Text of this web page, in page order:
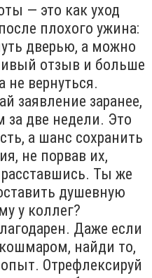
— это как уход
плохого ужина:
дверью, а можно
отзыв и больше
не вернуться.
заявление заранее,
за две недели. Это
а шанс сохранить
не порвав их,
Ты же
душевную
у коллег?
Даже если
найди то,
Отрефлексируй